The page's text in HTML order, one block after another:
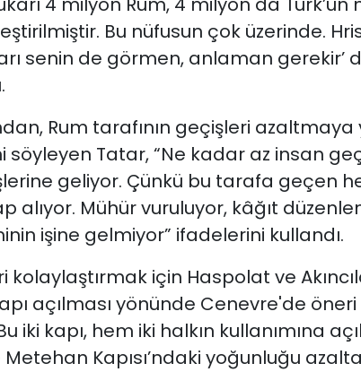
Bu nüfusun çok üzerinde.
senin de görmen, anlaman gerekir’
Rum tarafının geçişleri
söyleyen Tatar, “Ne kadar az insan
geliyor. Çünkü bu tarafa geçen
alıyor. Mühür vuruluyor, kâğıt
işine gelmiyor” ifadelerini kullandı.
kolaylaştırmak için Haspolat ve
açılması yönünde Cenevre'de
iki kapı, hem iki halkın kullanımına
Kapısı’ndaki yoğunluğu